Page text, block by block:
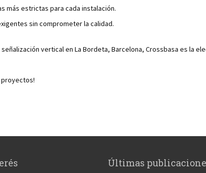
más estrictas para cada instalación.
sin comprometer la calidad.
vertical en La Bordeta, Barcelona, Crossbasa es la
proyectos!
Últimas